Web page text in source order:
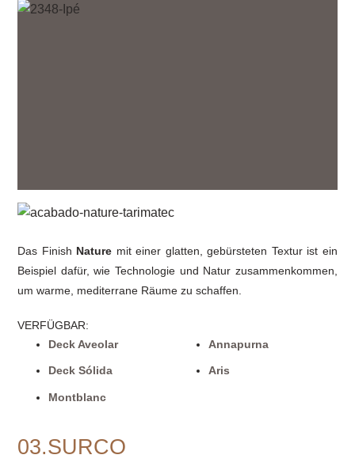
Das Finish Nature mit einer glatten, gebürsteten Textur ist ein
Beispiel dafür, wie Technologie und Natur zusammenkommen,
um warme, mediterrane Räume zu schaffen.
VERFÜGBAR:
Deck Aveolar
Deck Sólida
Montblanc
Annapurna
Aris
03.SURCO